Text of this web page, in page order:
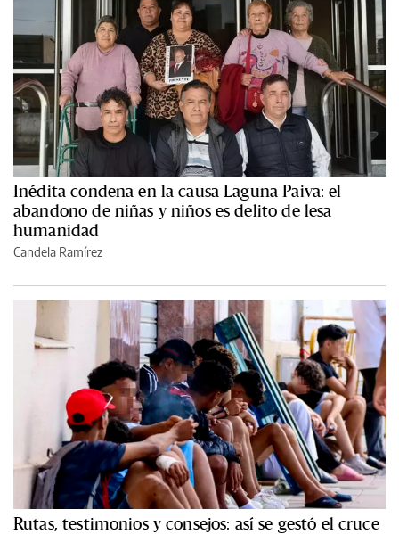
Inédita condena en la causa Laguna Paiva: el
abandono de niñas y niños es delito de lesa
humanidad
Candela Ramírez
Rutas, testimonios y consejos: así se gestó el cruce